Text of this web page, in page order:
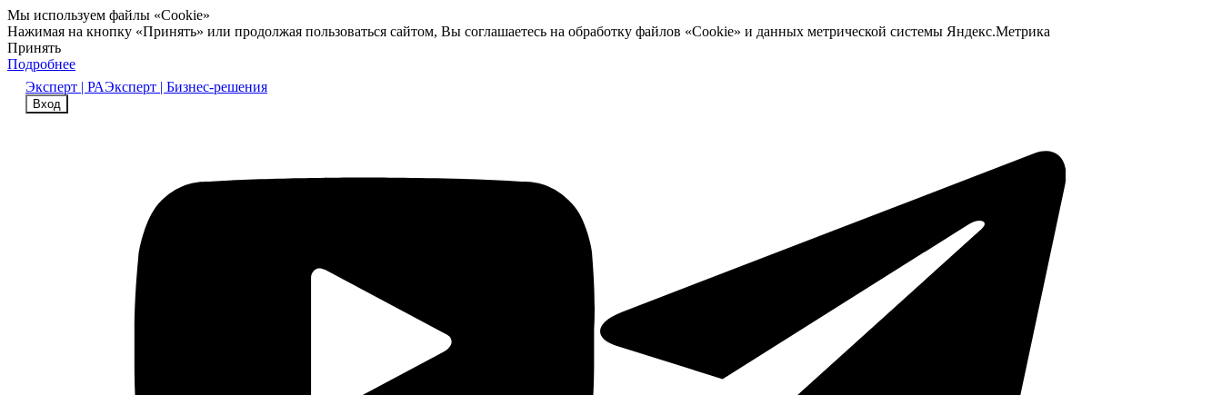
Мы используем файлы «Cookie»
Нажимая на кнопку «Принять» или продолжая пользоваться сайтом, Вы соглашаетесь на обработку файлов «Cookie» и данных метрической системы Яндекс.Метрика
Принять
Подробнее
Эксперт | РАЭксперт | Бизнес-решения
Вход